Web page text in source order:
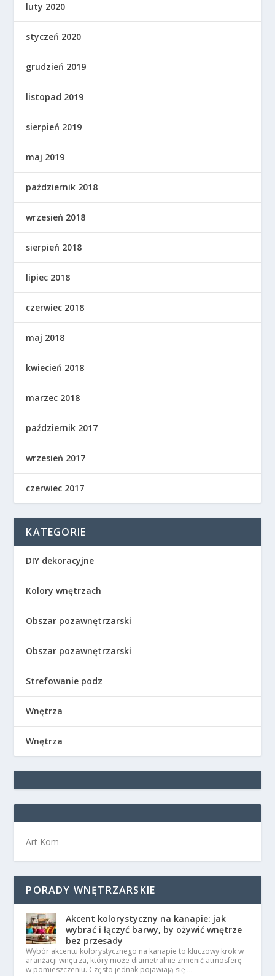
luty 2020
styczeń 2020
grudzień 2019
listopad 2019
sierpień 2019
maj 2019
październik 2018
wrzesień 2018
sierpień 2018
lipiec 2018
czerwiec 2018
maj 2018
kwiecień 2018
marzec 2018
październik 2017
wrzesień 2017
czerwiec 2017
KATEGORIE
DIY dekoracyjne
Kolory wnętrzach
Obszar pozawnętrzarski
Obszar pozawnętrzarski
Strefowanie podz
Wnętrza
Wnętrza
Art Kom
PORADY WNĘTRZARSKIE
Akcent kolorystyczny na kanapie: jak
wybrać i łączyć barwy, by ożywić wnętrze
bez przesady
Wybór akcentu kolorystycznego na kanapie to kluczowy krok w
aranżacji wnętrza, który może diametralnie zmienić atmosferę
w pomieszczeniu. Często jednak pojawiają się …